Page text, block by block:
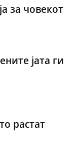
за човекот
јата ги
растат